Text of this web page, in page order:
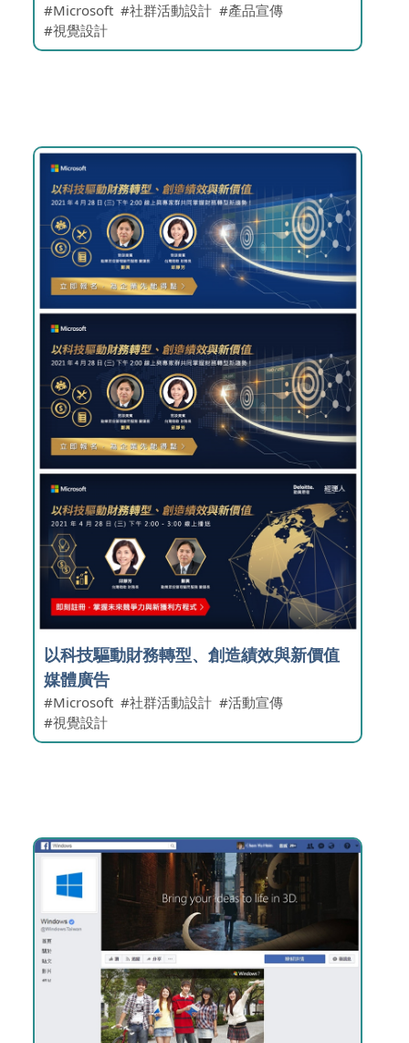
Microsoft 社群活動設計
產品宣傳
視覺設計
以科技驅動財務轉型、創造績效與新價值
媒體廣告
Microsoft 社群活動設計
活動宣傳
視覺設計